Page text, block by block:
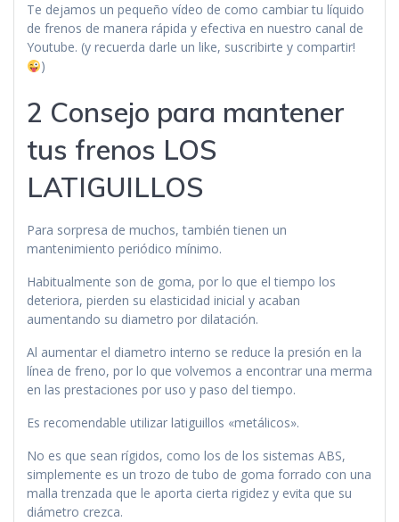
Te dejamos un pequeño vídeo de como cambiar tu líquido
de frenos de manera rápida y efectiva en nuestro canal de
Youtube. (y recuerda darle un like, suscribirte y compartir!
)
2 Consejo para mantener
tus frenos LOS
LATIGUILLOS
Para sorpresa de muchos, también tienen un
mantenimiento periódico mínimo.
Habitualmente son de goma, por lo que el tiempo los
deteriora, pierden su elasticidad inicial y acaban
aumentando su diametro por dilatación.
Al aumentar el diametro interno se reduce la presión en la
línea de freno, por lo que volvemos a encontrar una merma
en las prestaciones por uso y paso del tiempo.
Es recomendable utilizar latiguillos «metálicos».
No es que sean rígidos, como los de los sistemas ABS,
simplemente es un trozo de tubo de goma forrado con una
malla trenzada que le aporta cierta rigidez y evita que su
diámetro crezca.